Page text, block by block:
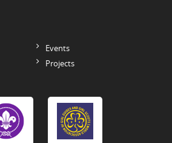
Events
Projects